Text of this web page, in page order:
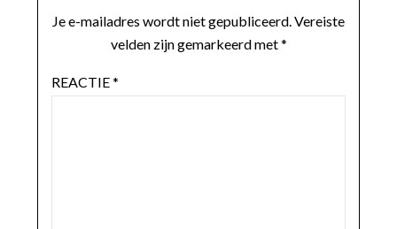
Je e-mailadres wordt niet gepubliceerd.Vereiste
velden zijn gemarkeerd met*
REACTIE*